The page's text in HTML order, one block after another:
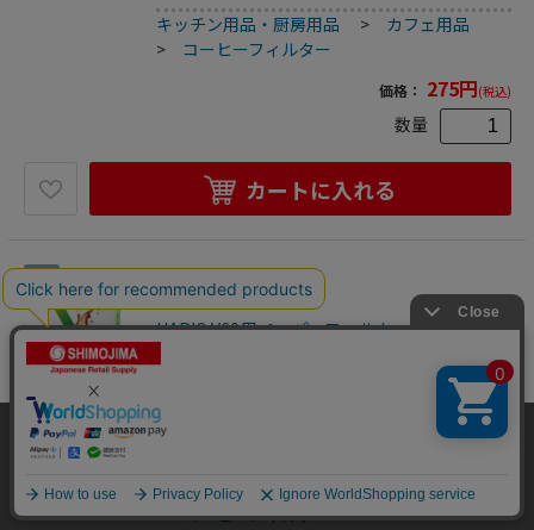
当サイトはクッキー（Cookie）を使用しています。Cookieの使用に同意いた
だける場合は「OK」をクリックしてください。
OK
※メーカーの都合により､パッケージ・仕様等は予告なく変
更になる場合がございます｡
キッチン用品・厨房用品 > カフェ用品
> コーヒーフィルター
価格： 275円(税込)
数量
カートに入れる
34
HARIO V60用ペーパーフィルター 01M 40枚 VC
F-01-40M 1箱（ご注文単位1箱）【直送品】
コーヒーフィルター
V60シリーズペーパーフィルター●01タイプ(1-2杯用)のペー
パーフィルターです｡●容量:1-2杯用●カラー:ブラウン●サ
※メーカーの都合により､パッケージ・仕様等は予告なく変
キッチン用品・厨房用品>カフェ用品
>コーヒーフィルター